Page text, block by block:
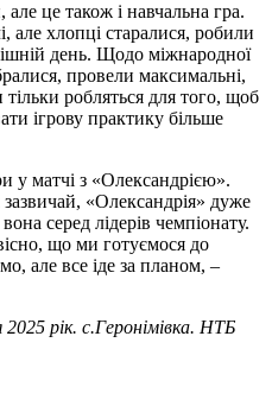
але це також і навчальна гра.
хлопці старалися, робили
день. Щодо міжнародної
провели максимальні,
робляться для того, щоб
ігрову практику більше
у матчі з «Олександрією».
зазвичай, «Олександрія» дуже
серед лідерів чемпіонату.
що ми готуємося до
але все іде за планом, –
рік. с.Геронімівка. НТБ